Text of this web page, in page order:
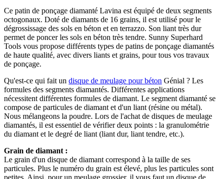
Ce patin de ponçage diamanté Lavina est équipé de deux segments
octogonaux. Doté de diamants de 16 grains, il est utilisé pour le
dégrossissage des sols en béton et en terrazzo. Son liant très dur
permet de poncer les sols en béton très tendre. Sunny Superhard
Tools vous propose différents types de patins de ponçage diamantés
de haute qualité, avec divers liants et grains, pour tous vos travaux
de ponçage.
Qu'est-ce qui fait un disque de meulage pour béton Génial ? Les
formules des segments diamantés. Différentes applications
nécessitent différentes formules de diamant. Le segment diamanté se
compose de particules de diamant et d'un liant (résine ou métal).
Nous mélangeons la poudre. Lors de l'achat de disques de meulage
diamantés, il est essentiel de vérifier deux points : la granulométrie
du diamant et le degré de liant (liant dur, liant tendre, etc.).
Grain de diamant :
Le grain d'un disque de diamant correspond à la taille de ses
particules. Plus le numéro du grain est élevé, plus les particules sont
petites. Ainsi, pour un meulage grossier, il vous faut un disque de